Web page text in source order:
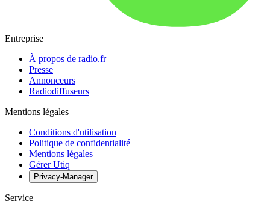
Entreprise
À propos de radio.fr
Presse
Annonceurs
Radiodiffuseurs
Mentions légales
Conditions d'utilisation
Politique de confidentialité
Mentions légales
Gérer Utiq
Privacy-Manager
Service